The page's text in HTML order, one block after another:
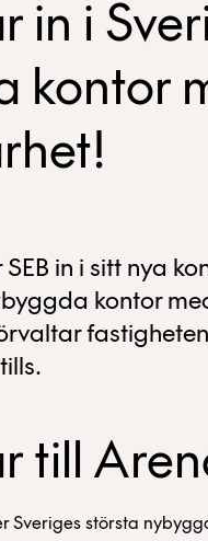
in i
kontor
in i sitt nya
kontor
till
Sveriges största